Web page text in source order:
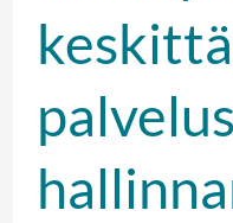
-
järjestelmään